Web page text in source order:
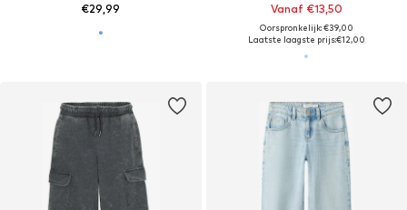
€29,99 Vanaf €13,50
Oorspronkelijk: €39,00
Laatste laagste prijs:€12,00